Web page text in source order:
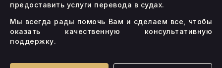
предоставить услуги перевода в судах.
Мы всегда рады помочь Вам и сделаем все, чтобы
оказать качественную консультативную
поддержку.